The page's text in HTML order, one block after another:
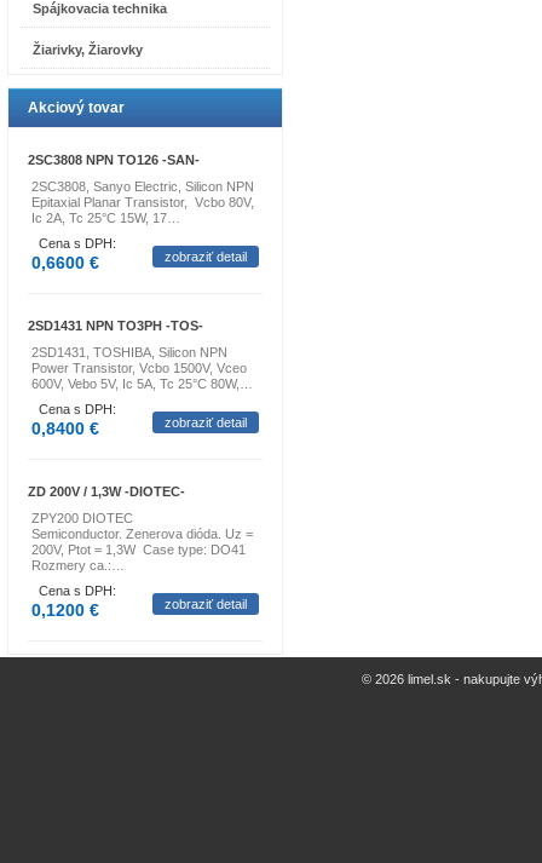
Spájkovacia technika
Žiarivky, Žiarovky
Akciový tovar
2SC3808 NPN TO126 -SAN-
2SC3808, Sanyo Electric, Silicon NPN
Epitaxial Planar Transistor, Vcbo 80V,
Ic 2A, Tc 25°C 15W, 17…
Cena s DPH:
0,6600 € zobraziť detail
2SD1431 NPN TO3PH -TOS-
2SD1431, TOSHIBA, Silicon NPN
Power Transistor, Vcbo 1500V, Vceo
600V, Vebo 5V, Ic 5A, Tc 25°C 80W,…
Cena s DPH:
0,8400 € zobraziť detail
ZD 200V / 1,3W -DIOTEC-
ZPY200 DIOTEC
Semiconductor. Zenerova dióda. Uz =
200V, Ptot = 1,3W Case type: DO41
Rozmery ca.:…
Cena s DPH:
0,1200 € zobraziť detail
© 2026 limel.sk - nakupujte